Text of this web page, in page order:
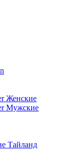
Женские
Мужские
Тайланд